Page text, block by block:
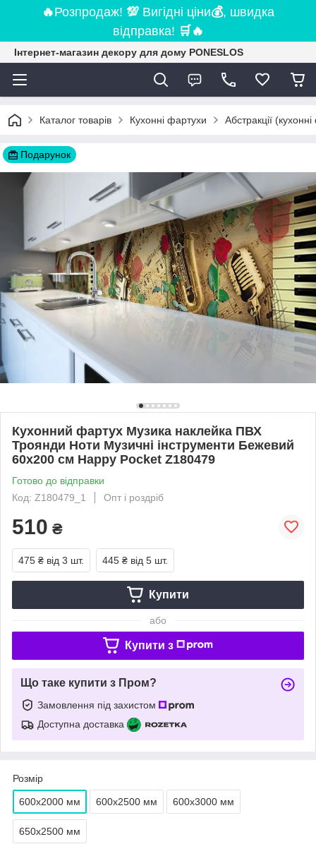
🔥Розпродаж! 💯 Вигідні ціни💰, швидка
відправка! 🛒 🔥
Інтернет-магазин декору для дому PONESLOS
Каталог товарів Кухонні фартухи Абстракції
Подарунок
Кухонний фартух Музика наклейка ПВХ
Троянди Ноти Музичні інструменти Бежевий
60х200 см Happy Pocket Z180479
Готово до відправки
Код: Z180479_1
Опт і роздріб
510 ₴
475 ₴ від 3 шт. 445 ₴ від 5 шт.
Купити
або
Купити з
Що таке купити з Пром?
Замовлення під захистом
Доступна доставка
Розмір
600х2000 мм 600х2500 мм 600х3000 мм
650х2500 мм